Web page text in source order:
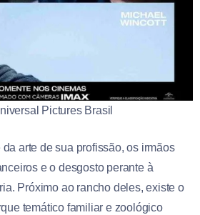
Pictures Brasil
arte de sua profissão, os irmãos
e o desgosto perante à
Próximo ao rancho deles, existe o
temático familiar e zoológico